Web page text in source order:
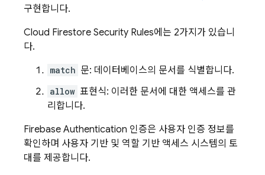
구현합니다.
Cloud Firestore Security Rules에는 2가지가 있습니
다.
match 문: 데이터베이스의 문서를 식별합니다.
allow 표현식: 이러한 문서에 대한 액세스를 관
리합니다.
Firebase Authentication 인증은 사용자 인증 정보를
확인하며 사용자 기반 및 역할 기반 액세스 시스템의 토
대를 제공합니다.